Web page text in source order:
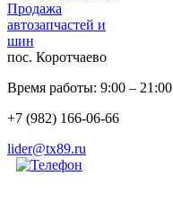
Продажа
автозапчастей и
шин
пос. Коротчаево
Время работы: 9:00 – 21:00
+7 (982) 166-06-66
lider@tx89.ru